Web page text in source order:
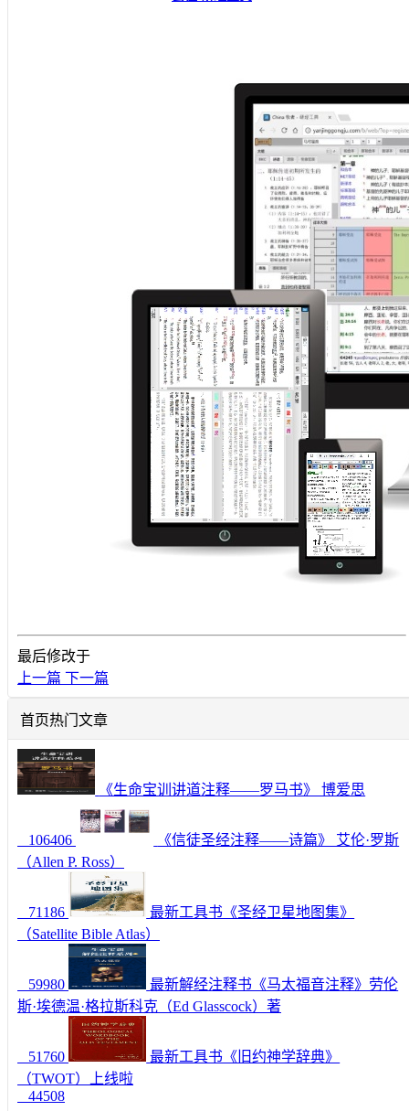
最后修改于
上一篇 下一篇
首页热门文章
《生命宝训讲道注释——罗马书》 博爱思
106406
《信徒圣经注释——诗篇》 艾伦·罗斯
（Allen P. Ross）
71186
最新工具书《圣经卫星地图集》
（Satellite Bible Atlas）
59980
最新解经注释书《马太福音注释》劳伦
斯·埃德温·格拉斯科克（Ed Glasscock）著
51760
最新工具书《旧约神学辞典》
（TWOT）上线啦
44508